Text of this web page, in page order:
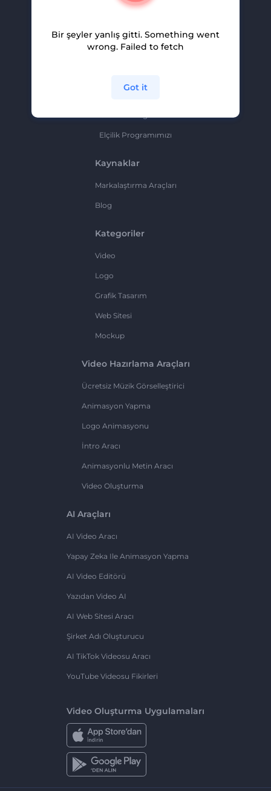
Ortaklık Programı
Elçilik Programımızı
Kaynaklar
Markalaştırma Araçları
Blog
Kategoriler
Video
Logo
Grafik Tasarım
Web Sitesi
Mockup
Video Hazırlama Araçları
Ücretsiz Müzik Görselleştirici
Animasyon Yapma
Logo Animasyonu
İntro Aracı
Animasyonlu Metin Aracı
Video Oluşturma
AI Araçları
AI Video Aracı
Yapay Zeka Ile Animasyon Yapma
AI Video Editörü
Yazıdan Video AI
AI Web Sitesi Aracı
Şirket Adı Oluşturucu
AI TikTok Videosu Aracı
YouTube Videosu Fikirleri
Video Oluşturma Uygulamaları
Bir şeyler yanlış gitti. Something went
wrong. Failed to fetch
Got it